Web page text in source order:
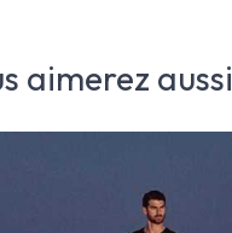
aimerez aussi